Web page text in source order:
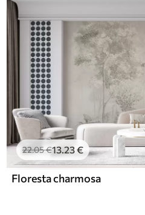
22.05€13.23€
Floresta charmosa